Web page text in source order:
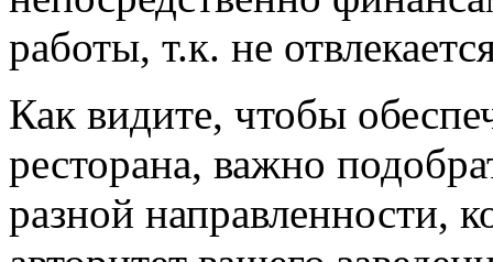
работы, т.к. не
Как видите, чтобы
ресторана, важно
разной направленности,